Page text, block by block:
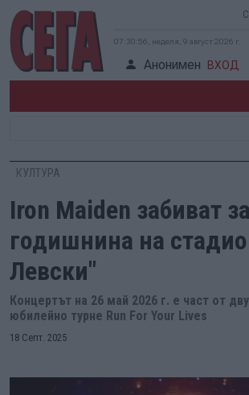
07:30:57, неделя, 9 август 2026 г.
Анонимен ВХОД
КУЛТУРА
Iron Maiden забиват
годишнина на
Левски"
Концертът на 26 май 2026 г. е част от
юбилейно турне Run For Your Lives
18 Септ. 2025